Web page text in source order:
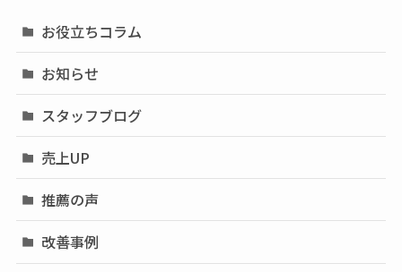
お役立ちコラム
お知らせ
スタッフブログ
売上UP
推薦の声
改善事例